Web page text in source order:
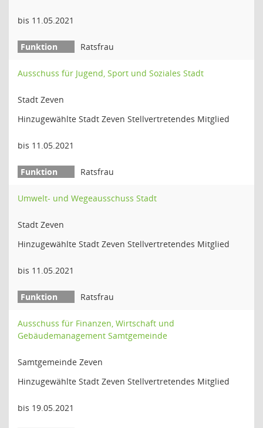
bis 11.05.2021
Ratsfrau
Ausschuss für Jugend, Sport und Soziales Stadt
Stadt Zeven
Hinzugewählte Stadt Zeven Stellvertretendes Mitglied
bis 11.05.2021
Ratsfrau
Umwelt- und Wegeausschuss Stadt
Stadt Zeven
Hinzugewählte Stadt Zeven Stellvertretendes Mitglied
bis 11.05.2021
Ratsfrau
Ausschuss für Finanzen, Wirtschaft und
Gebäudemanagement Samtgemeinde
Samtgemeinde Zeven
Hinzugewählte Stadt Zeven Stellvertretendes Mitglied
bis 19.05.2021